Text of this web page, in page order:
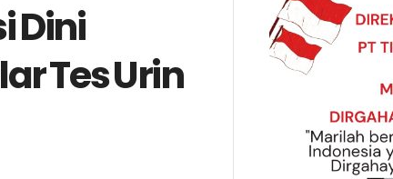
Dini
Tes Urin